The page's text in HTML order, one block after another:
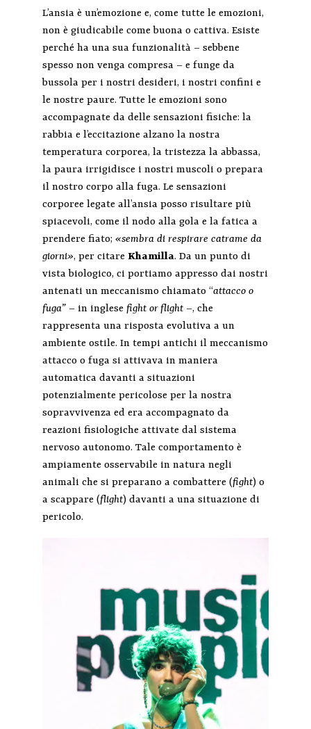
L’ansia è un’emozione e, come tutte le emozioni,
non è giudicabile come buona o cattiva. Esiste
perché ha una sua funzionalità – sebbene
spesso non venga compresa – e funge da
bussola per i nostri desideri, i nostri confini e
le nostre paure. Tutte le emozioni sono
accompagnate da delle sensazioni fisiche: la
rabbia e l’eccitazione alzano la nostra
temperatura corporea, la tristezza la abbassa,
la paura irrigidisce i nostri muscoli o prepara
il nostro corpo alla fuga. Le sensazioni
corporee legate all’ansia posso risultare più
spiacevoli, come il nodo alla gola e la fatica a
prendere fiato; «sembra di respirare catrame da
giorni», per citare Khamilla. Da un punto di
vista biologico, ci portiamo appresso dai nostri
antenati un meccanismo chiamato “attacco o
fuga”– in inglese fight or flight–, che
rappresenta una risposta evolutiva a un
ambiente ostile. In tempi antichi il meccanismo
attacco o fuga si attivava in maniera
automatica davanti a situazioni
potenzialmente pericolose per la nostra
sopravvivenza ed era accompagnato da
reazioni fisiologiche attivate dal sistema
nervoso autonomo. Tale comportamento è
ampiamente osservabile in natura negli
animali che si preparano a combattere (fight) o
a scappare (flight) davanti a una situazione di
pericolo.